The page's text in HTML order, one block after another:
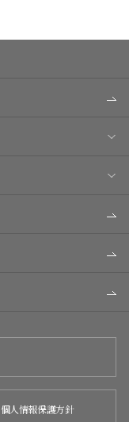
個人情報保護方針